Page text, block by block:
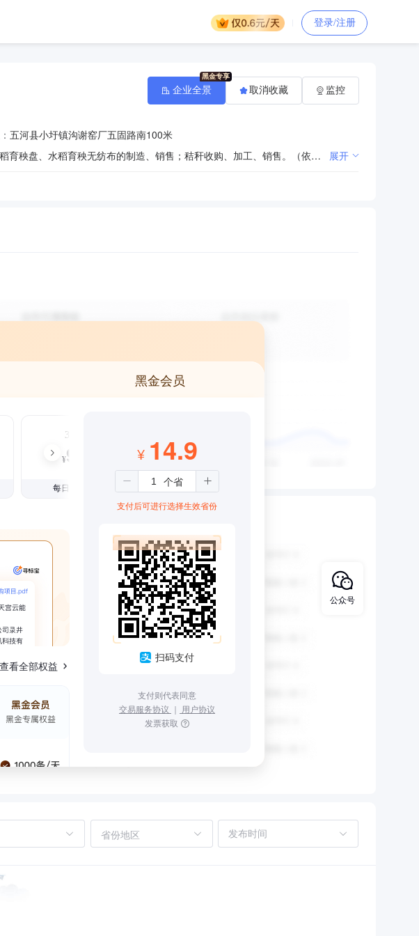
登录/注册
五河县小圩镇沟谢窑厂五固路南100米
有机肥及微生物肥料制造、销售；水稻育秧、蔬菜苗木基质肥料制造、销售；水稻育秧盘、水稻育秧无纺布的制造、销售；秸秆收购、加工、销售。（依法须经批准的项目，经相关部门批准后方可开展经营活动） 展开
企业全景 取消收藏 监控
黑金会员
3个月
¥99
每日仅1.08元
查看全部权益
¥ 14.9
支付后可进行选择生效省份
扫码支付
支付则代表同意
交易服务协议 ｜ 用户协议
发票获取
省份地区
公众号